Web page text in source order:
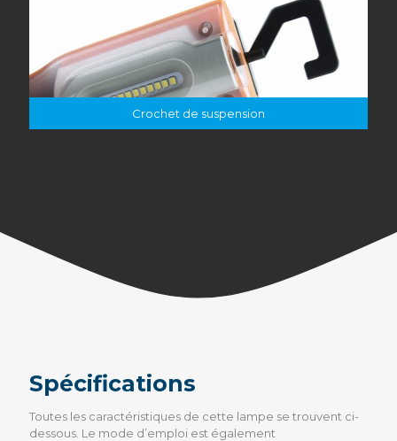
Crochet de suspension
Spécifications
Toutes les caractéristiques de cette lampe se trouvent ci-
dessous. Le mode d’emploi est également